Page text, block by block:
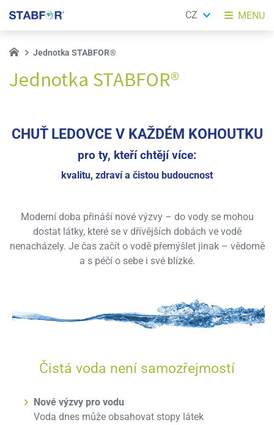
Jednotka STABFOR®
Jednotka STABFOR®
CHUŤ LEDOVCE V KAŽDÉM KOHOUTKU
pro ty, kteří chtějí více:
kvalitu, zdraví a čistou budoucnost
Moderní doba přináší nové výzvy – do vody se mohou
dostat látky, které se v dřívějších dobách ve vodě
nenacházely. Je čas začít o vodě přemýšlet jinak – vědomě
a s péčí o sebe i své blízké.
Čistá voda není samozřejmostí
Nové výzvy pro vodu
Voda dnes může obsahovat stopy látek
MENU
CZ